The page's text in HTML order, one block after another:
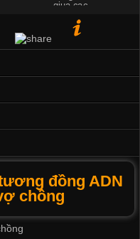
đồng ADN
chồng